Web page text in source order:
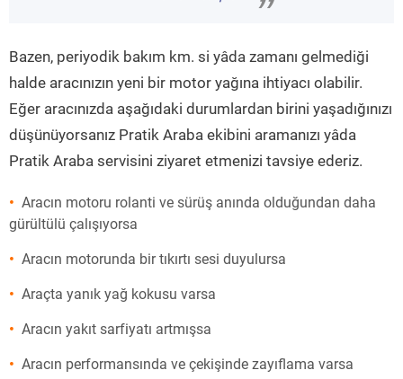
”
Bazen, periyodik bakım km. si yâda zamanı gelmediği
halde aracınızın yeni bir motor yağına ihtiyacı olabilir.
Eğer aracınızda aşağıdaki durumlardan birini yaşadığınızı
düşünüyorsanız Pratik Araba ekibini aramanızı yâda
Pratik Araba servisini ziyaret etmenizi tavsiye ederiz.
Aracın motoru rolanti ve sürüş anında olduğundan daha
gürültülü çalışıyorsa
Aracın motorunda bir tıkırtı sesi duyulursa
Araçta yanık yağ kokusu varsa
Aracın yakıt sarfiyatı artmışsa
Aracın performansında ve çekişinde zayıflama varsa